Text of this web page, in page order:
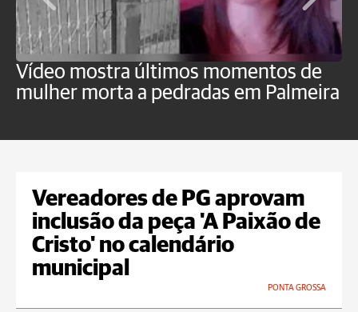
Vídeo mostra últimos momentos de
mulher morta a pedradas em Palmeira
Vereadores de PG aprovam
inclusão da peça 'A Paixão de
Cristo' no calendário
municipal
PONTA GROSSA